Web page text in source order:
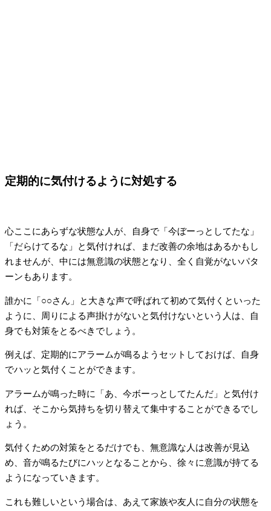
定期的に気付けるように対処する
心ここにあらずな状態な人が、自身で「今ぼーっとしてたな」
「だらけてるな」と気付ければ、まだ改善の余地はあるかもし
れませんが、中には無意識の状態となり、全く自覚がないパタ
ーンもあります。
誰かに「○○さん」と大きな声で呼ばれて初めて気付くといった
ように、周りによる声掛けがないと気付けないという人は、自
身でも対策をとるべきでしょう。
例えば、定期的にアラームが鳴るようセットしておけば、自身
でハッと気付くことができます。
アラームが鳴った時に「あ、今ボーっとしてたんだ」と気付け
れば、そこから気持ちを切り替えて集中することができるでし
ょう。
気付くための対策をとるだけでも、無意識な人は改善が見込
め、音が鳴るたびにハッとなることから、徐々に意識が持てる
ようになっていきます。
これも難しいという場合は、あえて家族や友人に自分の状態を